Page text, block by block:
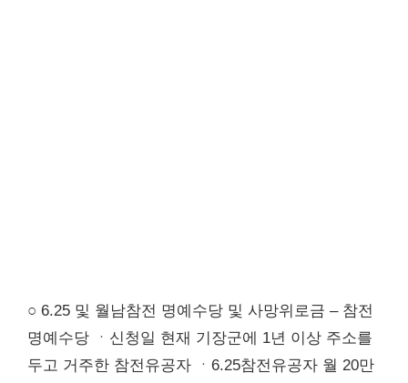
○ 6.25 및 월남참전 명예수당 및 사망위로금 – 참전
명예수당 ㆍ신청일 현재 기장군에 1년 이상 주소를
두고 거주한 참전유공자 ㆍ6.25참전유공자 월 20만